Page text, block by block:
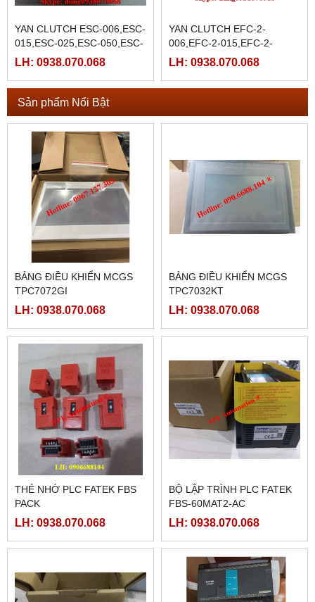
YAN CLUTCH ESC-006,ESC-
015,ESC-025,ESC-050,ESC-
100,ESC-200ESC-400,ESC-
LH: 0938.070.068
YAN CLUTCH EFC-2-
006,EFC-2-015,EFC-2-
025,EFC-2-050,EFC-2-
LH: 0938.070.068
Sản phẩm Nổi Bật
BẢNG ĐIỀU KHIỂN MCGS
TPC7072GI
LH: 0938.070.068
BẢNG ĐIỀU KHIỂN MCGS
TPC7032KT
LH: 0938.070.068
THẺ NHỚ PLC FATEK FBS
PACK
LH: 0938.070.068
BỘ LẬP TRÌNH PLC FATEK
FBS-60MAT2-AC
LH: 0938.070.068